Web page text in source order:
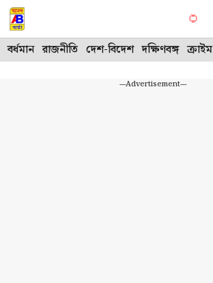
Skip
to
content
বর্ধমান রাজনীতি দেশ-বিদেশ দক্ষিণবঙ্গ ক্রাইম
---Advertisement---